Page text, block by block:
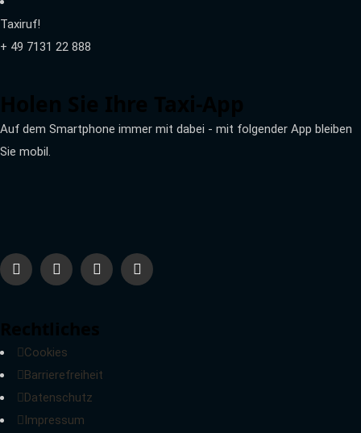
Taxiruf!
+ 49 7131 22 888
Auf dem Smartphone immer mit dabei - mit folgender App bleiben
Sie mobil.
Cookies
Barrierefreiheit
Datenschutz
Impressum